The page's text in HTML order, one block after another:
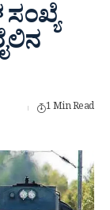
1 Min Read